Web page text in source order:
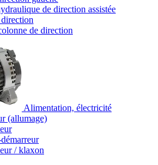
de direction assistée
de direction
Alimentation, électricité
(allumage)
/ klaxon